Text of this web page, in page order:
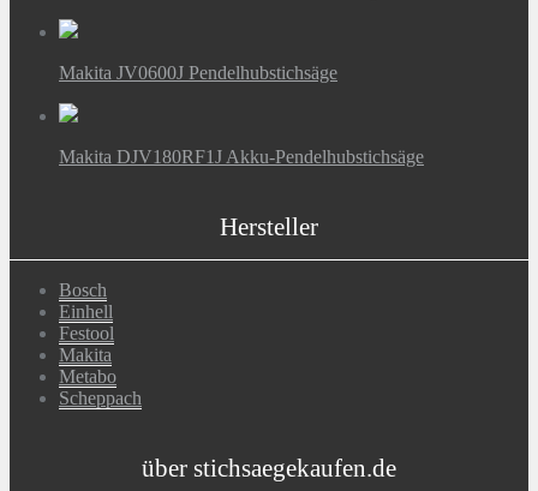
Makita JV0600J Pendelhubstichsäge
Makita DJV180RF1J Akku-Pendelhubstichsäge
Hersteller
Bosch
Einhell
Festool
Makita
Metabo
Scheppach
über stichsaegekaufen.de